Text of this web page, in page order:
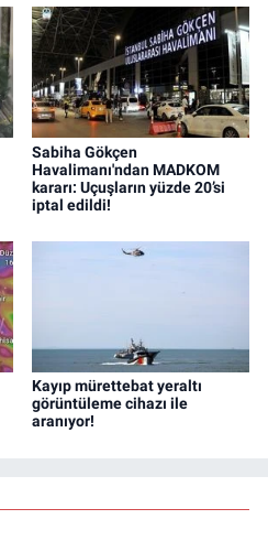
Sabiha Gökçen
Havalimanı'ndan MADKOM
kararı: Uçuşların yüzde 20’si
iptal edildi!
Kayıp mürettebat yeraltı
görüntüleme cihazı ile
aranıyor!